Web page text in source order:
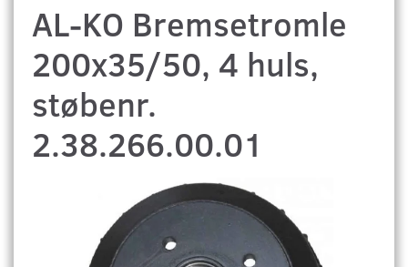
AL-KO Bremsetromle
200x35/50, 4 huls,
støbenr.
2.38.266.00.01